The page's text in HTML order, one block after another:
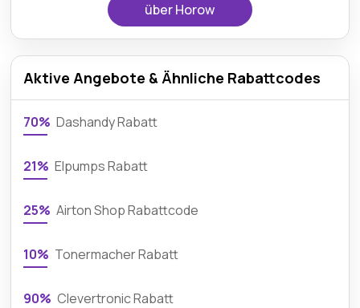
über Horow
Aktive Angebote & Ähnliche Rabattcodes
70% Dashandy Rabatt
21% Elpumps Rabatt
25% Airton Shop Rabattcode
10% Tonermacher Rabatt
90% Clevertronic Rabatt